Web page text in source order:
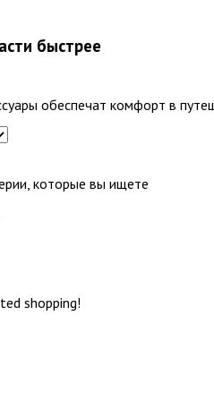
быстрее
обеспечат комфорт в
которые вы ищете
shopping!